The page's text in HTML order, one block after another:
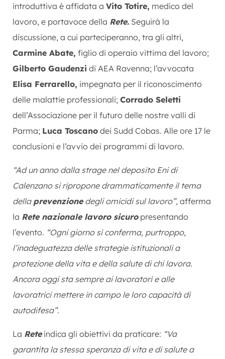
introduttiva è affidata a Vito Totire, medico del
lavoro, e portavoce della Rete. Seguirà la
discussione, a cui parteciperanno, tra gli altri,
Carmine Abate, figlio di operaio vittima del lavoro;
Gilberto Gaudenzi di AEA Ravenna; l’avvocata
Elisa Ferrarello, impegnata per il riconoscimento
delle malattie professionali; Corrado Seletti
dell’Associazione per il futuro delle nostre valli di
Parma; Luca Toscano dei Sudd Cobas. Alle ore 17 le
conclusioni e l’avvio dei programmi di lavoro.
“Ad un anno dalla strage nel deposito Eni di
Calenzano si ripropone drammaticamente il tema
della prevenzionedegli omicidi sul lavoro”, afferma
la Rete nazionale lavoro sicuropresentando
l’evento. “Ogni giorno si conferma, purtroppo,
l’inadeguatezza delle strategie istituzionali a
protezione della vita e della salute di chi lavora.
Ancora oggi sta sempre ai lavoratori e alle
lavoratrici mettere in campo le loro capacità di
autodifesa”.
La Reteindica gli obiettivi da praticare: “Va
garantita la stessa speranza di vita e di salute a